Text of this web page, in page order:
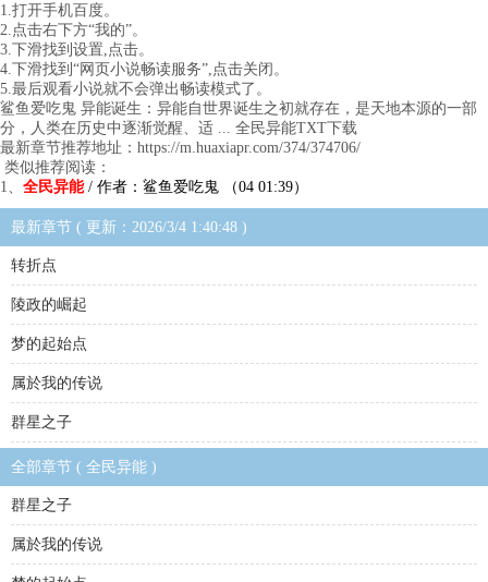
1.打开手机百度。
2.点击右下方“我的”。
3.下滑找到设置,点击。
4.下滑找到“网页小说畅读服务”,点击关闭。
5.最后观看小说就不会弹出畅读模式了。
鲨鱼爱吃鬼 异能诞生：异能自世界诞生之初就存在，是天地本源的一部
分，人类在历史中逐渐觉醒、适 ... 全民异能TXT下载
最新章节推荐地址：https://m.huaxiapr.com/374/374706/
类似推荐阅读：
1、 全民异能/ 作者：鲨鱼爱吃鬼 （04 01:39）
最新章节 ( 更新：2026/3/4 1:40:48 )
转折点
陵政的崛起
梦的起始点
属於我的传说
群星之子
全部章节 ( 全民异能 )
群星之子
属於我的传说